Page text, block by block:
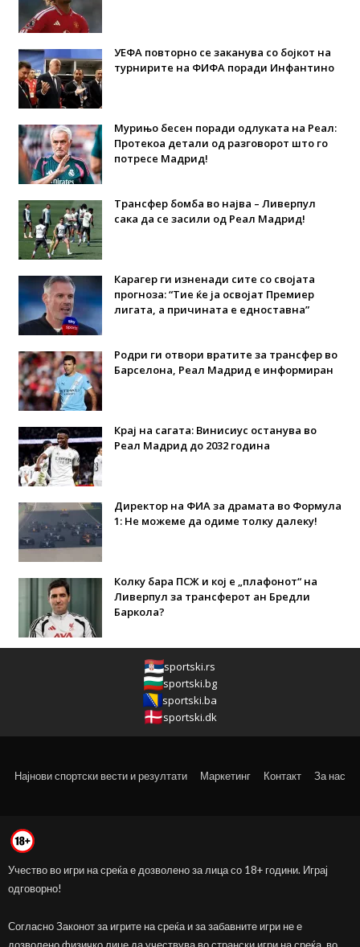
УЕФА повторно се заканува со бојкот на
турнирите на ФИФА поради Инфантино
Мурињо бесен поради одлуката на Реал:
Протекоа детали од разговорот што го
потресе Мадрид!
Трансфер бомба во најва – Ливерпул
сака да се засили од Реал Мадрид!
Карагер ги изненади сите со својата
прогноза: “Тие ќе ја освојат Премиер
лигата, а причината е едноставна”
Родри ги отвори вратите за трансфер во
Барселона, Реал Мадрид е информиран
Крај на сагата: Винисиус останува во
Реал Мадрид до 2032 година
Директор на ФИА за драмата во Формула
1: Не можеме да одиме толку далеку!
Колку бара ПСЖ и кој е „плафонот“ на
Ливерпул за трансферот ан Бредли
Баркола?
sportski.rs
sportski.bg
sportski.ba
sportski.dk
Најнови спортски вести и резултати Маркетинг Контакт За нас
Учество во игри на среќа е дозволено за лица со 18+ години. Играј
одговорно!
Согласно Законот за игрите на среќа и за забавните игри не е
дозволено физичко лице да учествува во странски игри на среќа, во